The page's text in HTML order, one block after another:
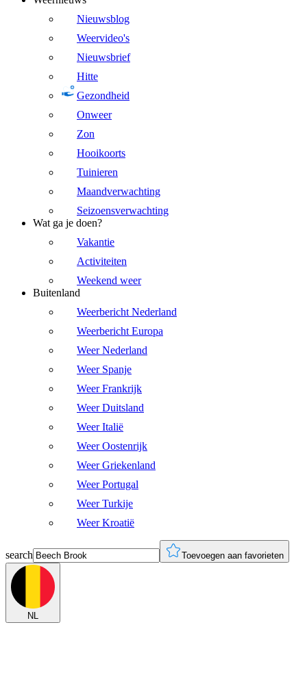
Nieuwsblog
Weervideo's
Nieuwsbrief
Hitte
Gezondheid
Onweer
Zon
Hooikoorts
Tuinieren
Maandverwachting
Seizoensverwachting
Wat ga je doen?
Vakantie
Activiteiten
Weekend weer
Buitenland
Weerbericht Nederland
Weerbericht Europa
Weer Nederland
Weer Spanje
Weer Frankrijk
Weer Duitsland
Weer Italië
Weer Oostenrijk
Weer Griekenland
Weer Portugal
Weer Turkije
Weer Kroatië
search Toevoegen aan favorieten
NL